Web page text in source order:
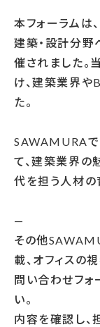
本フォーラムは
建築・設計分野
催されました。
け、建築業界
た。
SAWAMURAで
て、建築業界の
代を担う人材の
—
その他
載、オフィスの
問い合わせフォ
い。
内容を確認し、